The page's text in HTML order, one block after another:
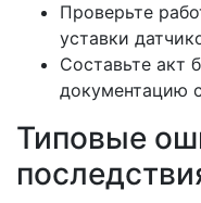
Проверьте
уставки
Составьте акт
документацию
Типовые